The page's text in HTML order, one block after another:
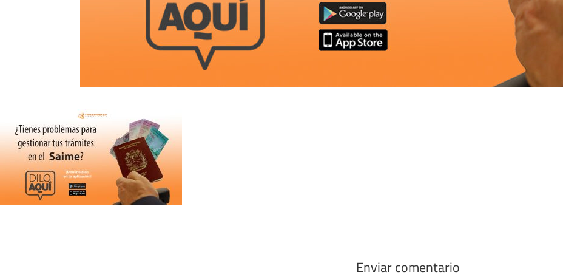
Enviar comentario